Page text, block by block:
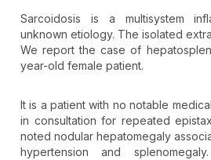
Sarcoidosis is a multisystem
unknown etiology. The isolated
We report the case of
year-old female patient.
It is a patient with no notable
in consultation for repeated
noted nodular hepatomegaly
hypertension and